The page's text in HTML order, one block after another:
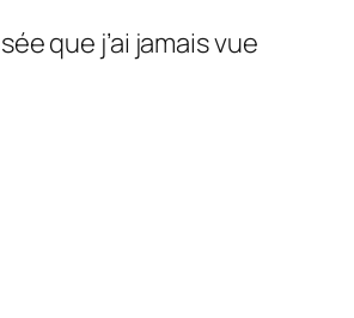
que j’ai jamais vue